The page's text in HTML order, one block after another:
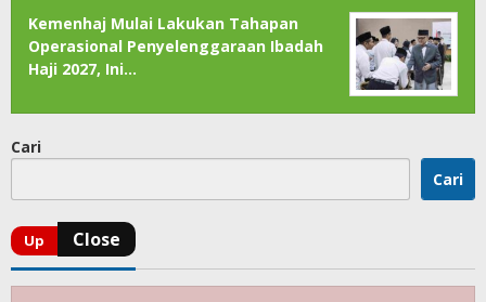
Kemenhaj Mulai Lakukan Tahapan
Operasional Penyelenggaraan Ibadah
Haji 2027, Ini…
Cari
Cari